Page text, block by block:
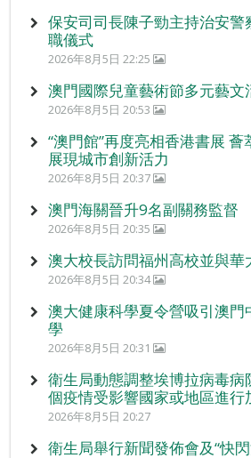
保安司司長陳子勁主持治安警
職儀式
2026年8月5日 22:25
澳門國際兒童藝術節多元藝文
2026年8月5日 20:53
“澳門館”再度亮相香港書展
展現城市創新活力
2026年8月5日 20:37
澳門海關晉升9名副關務監督
2026年8月5日 20:35
澳大校長訪問福州高校並與華
2026年8月5日 20:34
澳大健康科學夏令營吸引澳門
學
2026年8月5日 20:31
衛生局動態調整埃博拉病毒病
個疫情受影響國家或地區進行
2026年8月5日 20:27
衛生局舉行新聞發佈會及“快